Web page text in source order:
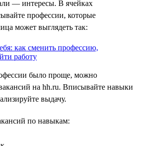
— интересы. В ячейках
профессии, которые
может выглядеть так:
было проще, можно
на hh.ru. Вписывайте навыки
выдачу.
по навыкам: